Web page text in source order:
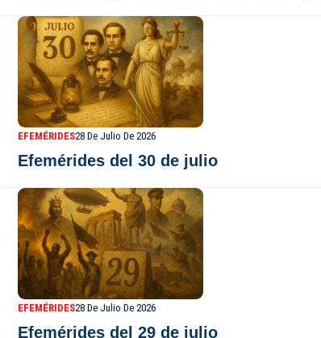
EFEMÉRIDES28 De Julio De 2026
Efemérides del 30 de julio
EFEMÉRIDES28 De Julio De 2026
Efemérides del 29 de julio